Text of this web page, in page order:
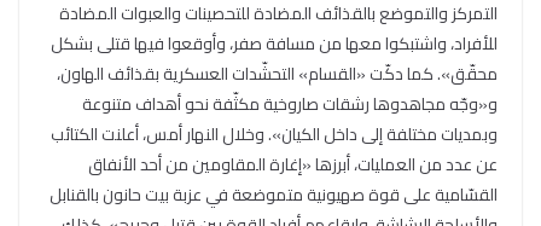
التمركز والتموضع بالقذائف المضادة للتحصينات والعبوات المضادة
للأفراد، واشتبكوا معها من مسافة صفر، وأوقعوا فيها قتلى بشكل
محقّق». كما دكّت «القسام» التحشّدات العسكرية بقذائف الهاون،
و«وجّه مجاهدوها رشقات صاروخية مكثّفة نحو أهداف متنوعة
وبمديات مختلفة إلى داخل الكيان». وخلال النهار أمس، أعلنت الكتائب
عن عدد من العمليات، أبرزها «إغارة المقاومين من أحد الأنفاق
القسّامية على قوة صهيونية متموضعة في عزبة بيت حانون بالقنابل